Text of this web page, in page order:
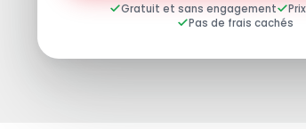
Gratuit et sans engagement
Pas de frais cachés